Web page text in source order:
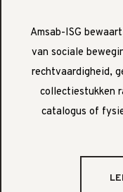
Amsab-ISG
van sociale
rechtvaardigheid,
collectiestukken
catalogus of